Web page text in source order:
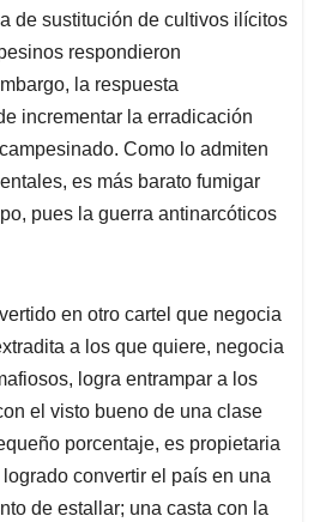
de sustitución de cultivos ilícitos
respondieron
la respuesta
incrementar la erradicación
Como lo admiten
es más barato fumigar
pues la guerra antinarcóticos
en otro cartel que negocia
a los que quiere, negocia
logra entrampar a los
el visto bueno de una clase
porcentaje, es propietaria
convertir el país en una
de estallar; una casta con la